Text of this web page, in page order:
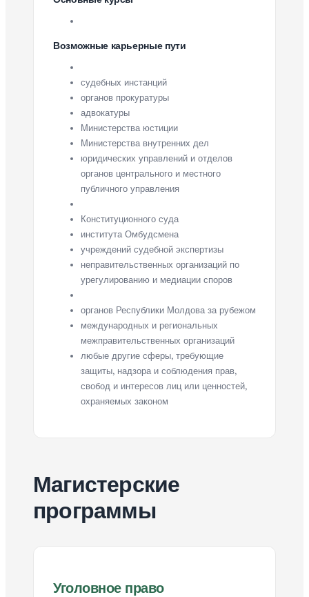
Возможные карьерные пути
судебных инстанций
органов прокуратуры
адвокатуры
Министерства юстиции
Министерства внутренних дел
юридических управлений и отделов
органов центрального и местного
публичного управления
Конституционного суда
института Омбудсмена
учреждений судебной экспертизы
неправительственных организаций по
урегулированию и медиации споров
органов Республики Молдова за рубежом
международных и региональных
межправительственных организаций
любые другие сферы, требующие
защиты, надзора и соблюдения прав,
свобод и интересов лиц или ценностей,
охраняемых законом
Магистерские
программы
Уголовное право